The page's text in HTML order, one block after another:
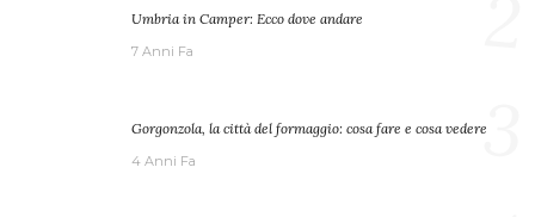
Umbria in Camper: Ecco dove andare
7 Anni Fa
Gorgonzola, la città del formaggio: cosa fare e cosa vedere
4 Anni Fa 3